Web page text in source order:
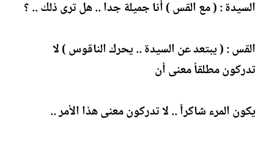
السيدة : ( مع القس ) أنا جميلة جدا .. هل ترى ذلك .. ؟
القس : ( يبتعد عن السيدة .. يحرك الناقوس ) لا
تدركون مطلقاً معنى أن
يكون المرء شاكراً .. لا تدركون معنى هذا الأمر ..